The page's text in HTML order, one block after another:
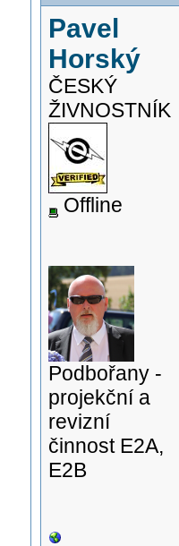
Pavel
Horský
ČESKÝ
ŽIVNOSTNÍK
Offline
Podbořany -
projekční a
revizní
činnost E2A,
E2B